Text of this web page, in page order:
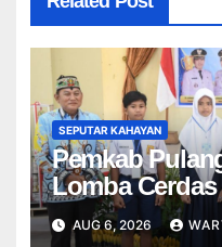
SEPUTAR KAHAYAN
Pemkab
Lomba
Pelajar
AUG 6, 2026